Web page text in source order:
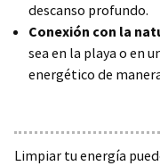
descanso profundo.
Conexión con la
sea en la playa o en
energético de
Limpiar tu energía